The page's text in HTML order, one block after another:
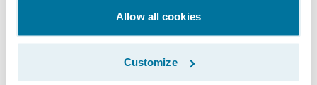
Allow all cookies
Customize
afirma Craig Beattie, analista sênior da
Celent. "Ele oferece benefícios imediatos
para seguradoras, que, por sua vez, podem
arcar com um atendimento ao cliente